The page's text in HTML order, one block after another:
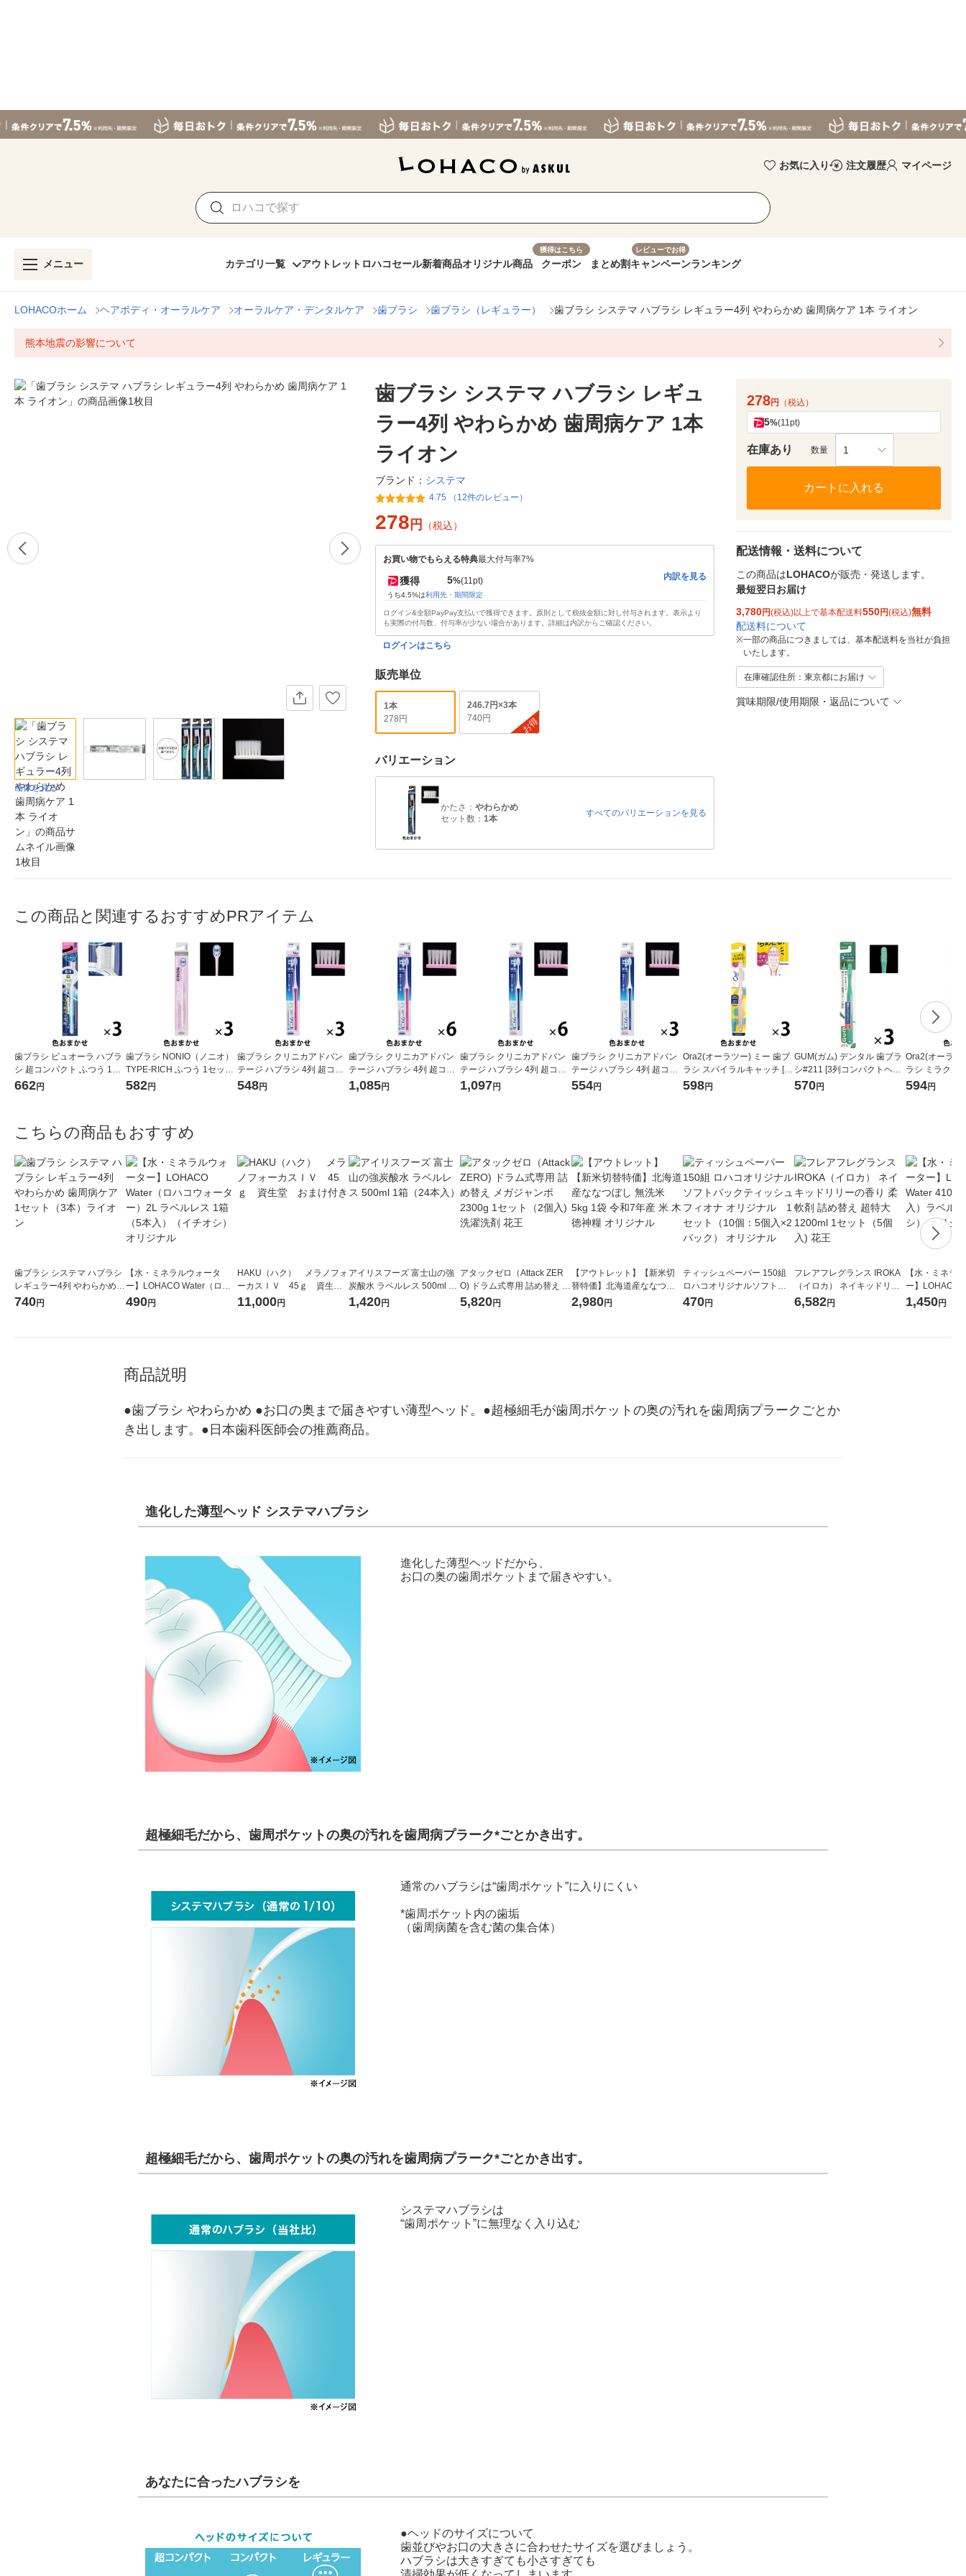
お気に入り 注文履歴 マイページ
メニュー カテゴリ一覧 アウトレット ロハコセール新着商品オリジナル商品
獲得はこちら
クーポン まとめ割
レビューでお得
キャンペーンランキング
LOHACOホーム ヘアボディ・オーラルケア オーラルケア・デンタルケア 歯ブラシ 歯ブラシ（レギュラー） 歯ブラシ システマ ハブラシ レギュラー4列 やわらかめ 歯周病ケア 1本 ライオン
熊本地震の影響について
画像を見る
歯ブラシ システマ ハブラシ レギュ
ラー4列 やわらかめ 歯周病ケア 1本
ライオン
ブランド： システマ
4.75 （12件のレビュー）
278 円 （税込）
お買い物でもらえる特典最大付与率7%
獲得 5%(11pt)
うち4.5%は利用先・期間限定
内訳を見る
ログイン&全額PayPay支払いで獲得できます。原則として税抜金額に対し付与されます。表示より
も実際の付与数、付与率が少ない場合があります。詳細は内訳からご確認ください。
ログインはこちら
販売単位
1本
278円
246.7円×3本
740円
お得
バリエーション
かたさ： やわらかめ
セット数： 1本
すべてのバリエーションを見る
278円 （税込）
5%(11pt)
在庫あり 数量 1
カートに入れる
配送情報・送料について
この商品はLOHACOが販売・発送します。
最短翌日お届け
3,780円(税込)以上で基本配送料550円(税込)無料
配送料について
※一部の商品につきましては、基本配送料を当社が負担
いたします。
在庫確認住所：東京都にお届け
賞味期限/使用期限・返品について
この商品と関連するおすすめPRアイテム
歯ブラシ ピュオーラ ハブラ
シ 超コンパクト ふつう 1セ
ット（3本）花王
662円
歯ブラシ NONIO（ノニオ）
TYPE-RICH ふつう 1セット
（3本）口臭予防 歯垢除去
582円
歯ブラシ クリニカアドバン
テージ ハブラシ 4列 超コン
パクト ふつう 虫歯予防 歯垢
548円
歯ブラシ クリニカアドバン
テージ ハブラシ 4列 超コン
パクト ふつう 虫歯予防 歯垢
1,085円
歯ブラシ クリニカアドバン
テージ ハブラシ 4列 超コン
パクト やわらかめ 虫歯予防
1,097円
歯ブラシ クリニカアドバン
テージ ハブラシ 4列 超コン
パクト やわらかめ 虫歯予防
554円
Ora2(オーラツー) ミー 歯ブ
ラシ スパイラルキャッチ [コ
ンパクトヘッド ふつう] 1セ
598円
GUM(ガム) デンタル 歯ブラ
シ#211 [3列コンパクトヘッ
ド ふつう 先細毛] 1セット(3
570円
Ora2(オーラツ
ラシ ミラクル
パクトヘッド
594円
こちらの商品もおすすめ
歯ブラシ システマ ハブラシ
レギュラー4列 やわらかめ
歯周病ケア 1セット（3本）
740円
【水・ミネラルウォータ
ー】LOHACO Water（ロハ
コウォーター）2L ラベルレ
490円
HAKU（ハク） メラノフォ
ーカスＩＶ 45ｇ 資生
堂 おまけ付き
11,000円
アイリスフーズ 富士山の強
炭酸水 ラベルレス 500ml 1
箱（24本入）
1,420円
アタックゼロ（Attack ZER
O) ドラム式専用 詰め替え メ
ガジャンボ 2300g 1セット
5,820円
【アウトレット】【新米切
替特価】北海道産ななつぼ
し 無洗米 5kg 1袋 令和7年産
2,980円
ティッシュペーパー 150組
ロハコオリジナルソフトパ
ックティッシュ フィオナ オ
470円
フレアフレグランス IROKA
（イロカ） ネイキッドリリ
ーの香り 柔軟剤 詰め替え 超
6,582円
【水・ミネラ
ー】LOHACO
1箱（20本入
1,450円
商品説明
●歯ブラシ やわらかめ ●お口の奥まで届きやすい薄型ヘッド。●超極細毛が歯周ポケットの奥の汚れを歯周病プラークごとか
き出します。●日本歯科医師会の推薦商品。
進化した薄型ヘッド システマハブラシ
進化した薄型ヘッドだから、
お口の奥の歯周ポケットまで届きやすい。
超極細毛だから、歯周ポケットの奥の汚れを歯周病プラーク*ごとかき出す。
通常のハブラシは“歯周ポケット”に入りにくい
*歯周ポケット内の歯垢
（歯周病菌を含む菌の集合体）
超極細毛だから、歯周ポケットの奥の汚れを歯周病プラーク*ごとかき出す。
システマハブラシは
“歯周ポケット”に無理なく入り込む
あなたに合ったハブラシを
●ヘッドのサイズについて
歯並びやお口の大きさに合わせたサイズを選びましょう。
ハブラシは大きすぎても小さすぎても